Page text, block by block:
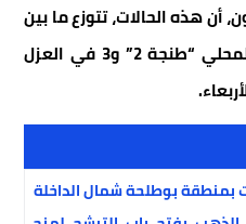
أن هذه الحالات، تتوزع ما بين
4 في العزل الصحي بالسجن المحلي “طنجة 2” و3 في العزل
بوطلحة شمال الداخلة